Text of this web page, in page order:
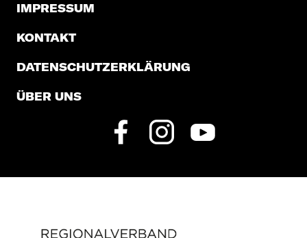
IMPRESSUM
KONTAKT
DATENSCHUTZERKLÄRUNG
ÜBER UNS